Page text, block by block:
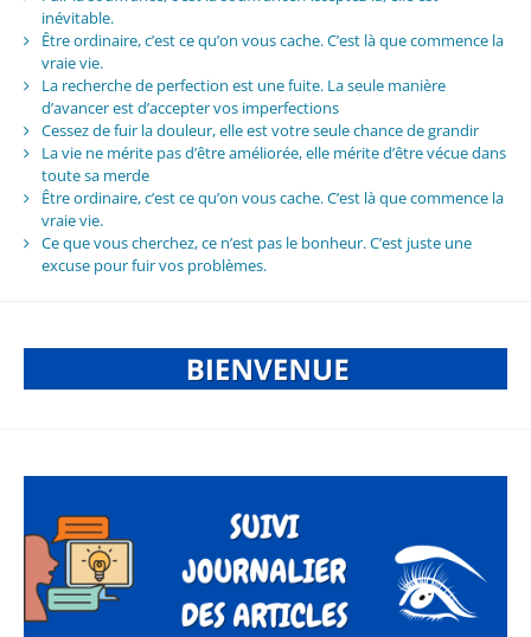
inévitable.
Être ordinaire, c’est ce qu’on vous cache. C’est là que commence la
vraie vie.
La recherche de perfection est une fuite. La seule manière
d’avancer est d’accepter vos imperfections
Cessez de fuir la douleur, elle est votre seule chance de grandir
La vie ne mérite pas d’être améliorée, elle mérite d’être vécue dans
toute sa merde
Être ordinaire, c’est ce qu’on vous cache. C’est là que commence la
vraie vie.
Ce que vous cherchez, ce n’est pas le bonheur. C’est juste une
excuse pour fuir vos problèmes.